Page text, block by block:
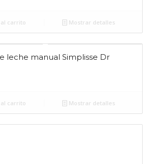
carrito Mostrar detalles
leche manual Simplisse Dr
carrito Mostrar detalles